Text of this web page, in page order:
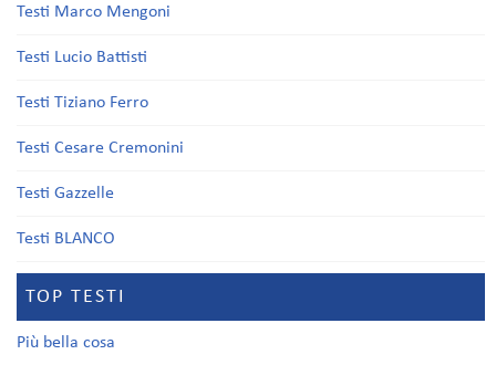
Testi Marco Mengoni
Testi Lucio Battisti
Testi Tiziano Ferro
Testi Cesare Cremonini
Testi Gazzelle
Testi BLANCO
TOP TESTI
Più bella cosa